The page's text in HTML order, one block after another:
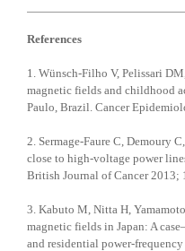
References
1. Wünsch-Filho V, Pelissari
magnetic fields and childhood
Paulo, Brazil. Cancer
2. Sermage-Faure C, Demoury
close to high-voltage power
British Journal of Cancer 2013;
3. Kabuto M, Nitta H,
magnetic fields in Japan: A
and residential power-